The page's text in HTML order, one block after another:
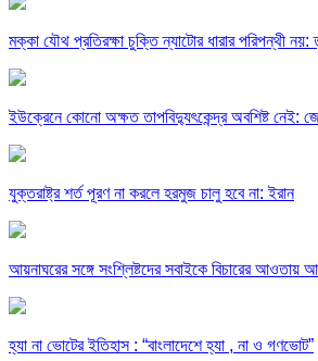
মক্কা যৌথ প্রতিরক্ষা চুক্তি ন্যাটোর ধারার পরিপন্থী
ইউক্রেনে কোনো অক্ষত তাপবিদ্যুৎকেন্দ্র অবশিষ্ট নেই:
যুক্তরাষ্ট্র শর্ত পূরণ না করলে হরমুজ চালু হবে না: ইরান
আয়নাঘরের সঙ্গে সংশ্লিষ্টদের সবাইকে বিচারের আওতায়
হ্যা না ভোটের ইতিহাস : “বাংলাদেশে হ্যা , না ও গণভোট”